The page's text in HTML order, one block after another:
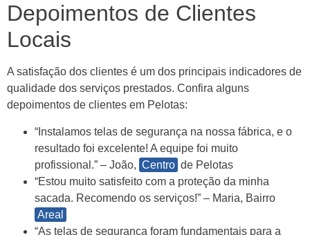
Depoimentos de Clientes
Locais
A satisfação dos clientes é um dos principais indicadores de
qualidade dos serviços prestados. Confira alguns
depoimentos de clientes em Pelotas:
“Instalamos telas de segurança na nossa fábrica, e o
resultado foi excelente! A equipe foi muito
profissional.” – João, Centro de Pelotas
“Estou muito satisfeito com a proteção da minha
sacada. Recomendo os serviços!” – Maria, Bairro
Areal
“As telas de segurança foram fundamentais para a